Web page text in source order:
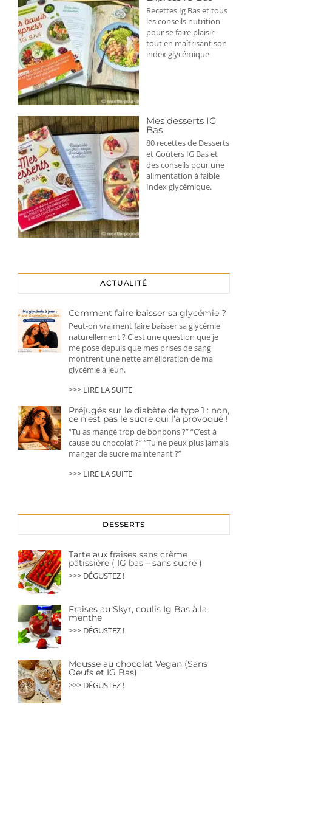
Recettes Ig Bas et tous
les conseils nutrition
pour se faire plaisir
tout en maîtrisant son
index glycémique
Mes desserts IG
Bas
80 recettes de Desserts
et Goûters IG Bas et
des conseils pour une
alimentation à faible
Index glycémique.
ACTUALITÉ
Comment faire baisser sa glycémie ?
Peut-on vraiment faire baisser sa glycémie
naturellement ? C'est une question que je
me pose depuis que mes prises de sang
montrent une nette amélioration de ma
glycémie à jeun.
>>> LIRE LA SUITE
Préjugés sur le diabète de type 1 : non,
ce n’est pas le sucre qui l’a provoqué !
“Tu as mangé trop de bonbons ?” “C’est à
cause du chocolat ?” “Tu ne peux plus jamais
manger de sucre maintenant ?”
>>> LIRE LA SUITE
DESSERTS
Tarte aux fraises sans crème
pâtissière ( IG bas – sans sucre )
>>> DÉGUSTEZ !
Fraises au Skyr, coulis Ig Bas à la
menthe
>>> DÉGUSTEZ !
Mousse au chocolat Vegan (Sans
Oeufs et IG Bas)
>>> DÉGUSTEZ !